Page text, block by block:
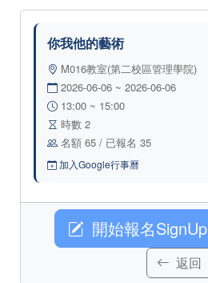
你我他的藝術
M016教室(第二校區管理學院)
2026-06-06 ~ 2026-06-06
13:00 ~ 15:00
時數 2
名額 65 / 已報名 35
加入Google行事曆
開始報名SignUp
返回